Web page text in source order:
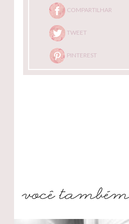
COMPARTILHAR
TWEET
PINTEREST